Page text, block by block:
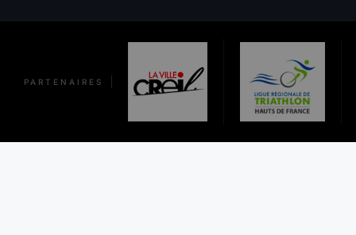
PARTENAIRES